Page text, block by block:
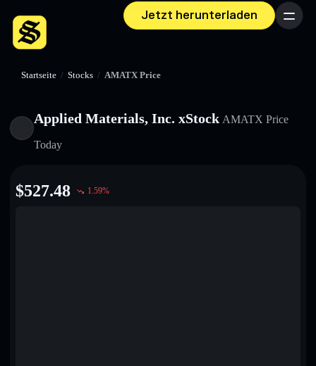
Jetzt herunterladen Menü
Startseite / Stocks / AMATX Price
Applied Materials, Inc. xStock AMATX Price
Today
$527.48 1.59%